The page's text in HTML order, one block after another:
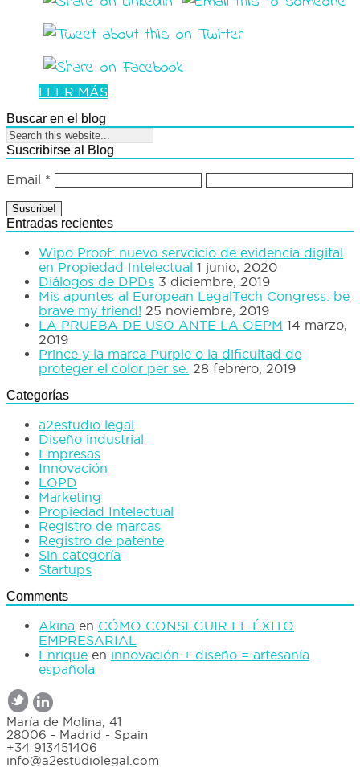
LEER MÁS
Buscar en el blog
Suscribirse al Blog
Email *
Entradas recientes
Wipo Proof: nuevo servcicio de evidencia digital
en Propiedad Intelectual 1 junio, 2020
Diálogos de DPDs 3 diciembre, 2019
Mis apuntes al European LegalTech Congress: be
brave my friend! 25 noviembre, 2019
LA PRUEBA DE USO ANTE LA OEPM 14 marzo,
2019
Prince y la marca Purple o la dificultad de
proteger el color per se. 28 febrero, 2019
Categorías
a2estudio legal
Diseño industrial
Empresas
Innovación
LOPD
Marketing
Propiedad Intelectual
Registro de marcas
Registro de patente
Sin categoría
Startups
Comments
Akina en CÓMO CONSEGUIR EL ÉXITO
EMPRESARIAL
Enrique en innovación + diseño = artesanía
española
María de Molina, 41
28006 - Madrid - Spain
+34 913451406
info@a2estudiolegal.com